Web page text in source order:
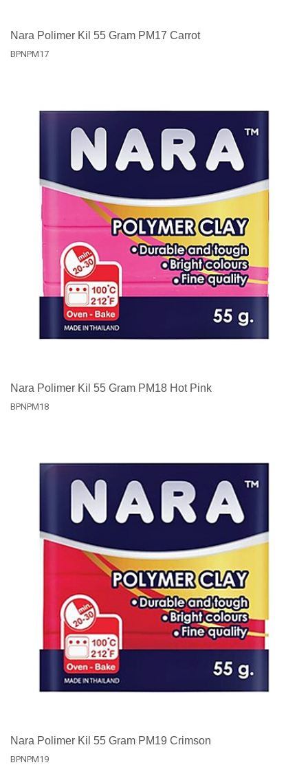
Nara Polimer Kil 55 Gram PM17 Carrot
BPNPM17
Nara Polimer Kil 55 Gram PM18 Hot Pink
BPNPM18
Nara Polimer Kil 55 Gram PM19 Crimson
BPNPM19